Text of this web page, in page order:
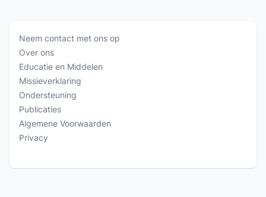
Neem contact met ons op
Over ons
Educatie en Middelen
Missieverklaring
Ondersteuning
Publicaties
Algemene Voorwaarden
Privacy